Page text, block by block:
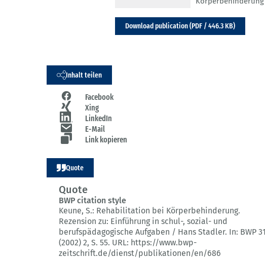
Download publication (PDF / 446.3 KB)
Inhalt teilen
Facebook
Xing
LinkedIn
E-Mail
Link kopieren
Quote
Quote
BWP citation style
Keune, S.: Rehabilitation bei Körperbehinderung.
Rezension zu: Einführung in schul-, sozial- und
berufspädagogische Aufgaben / Hans Stadler. In: BWP 31
(2002) 2, S. 55. URL: https://www.bwp-
zeitschrift.de/dienst/publikationen/en/686